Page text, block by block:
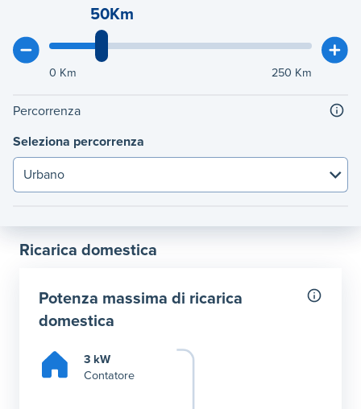
50Km
0 Km 250 Km
Percorrenza
Seleziona percorrenza
Ricarica domestica
Potenza massima di ricarica
domestica
3 kW
Contatore